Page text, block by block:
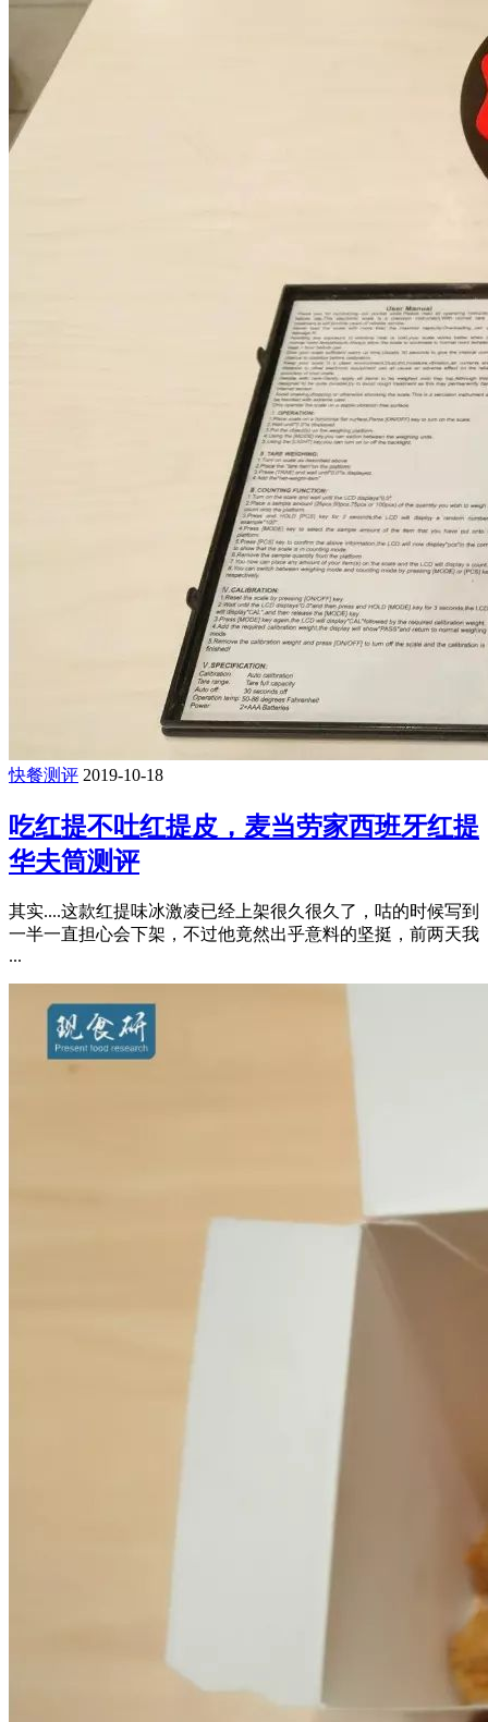
快餐测评 2019-10-18
吃红提不吐红提皮，麦当劳家西班牙红提
华夫筒测评
其实....这款红提味冰激凌已经上架很久很久了，咕的时候写到
一半一直担心会下架，不过他竟然出乎意料的坚挺，前两天我
...